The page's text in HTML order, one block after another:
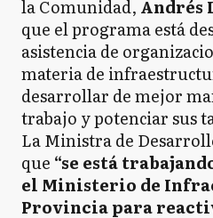
la Comunidad, Andrés
que el programa está
asistencia de
materia de
desarrollar de mejor
trabajo y potenciar sus
La Ministra de
que “se está
el Ministerio de
Provincia para